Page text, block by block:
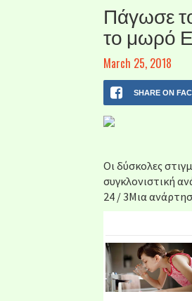
Πάγωσε
το μωρό
March 25, 2018
SHARE ON
Οι δύσκολες
συγκλονιστική
24 / 3Μια